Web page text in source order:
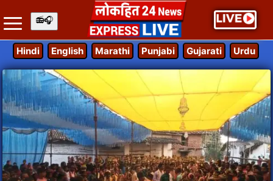
Hindi English Marathi Punjabi Gujarati Urdu